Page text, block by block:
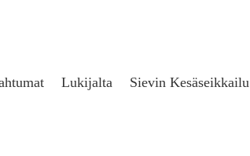
Lukijalta Sievin Kesäseikkailu